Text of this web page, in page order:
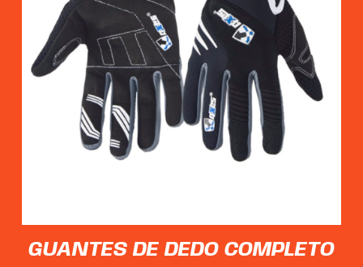
GUANTES DE DEDO COMPLETO